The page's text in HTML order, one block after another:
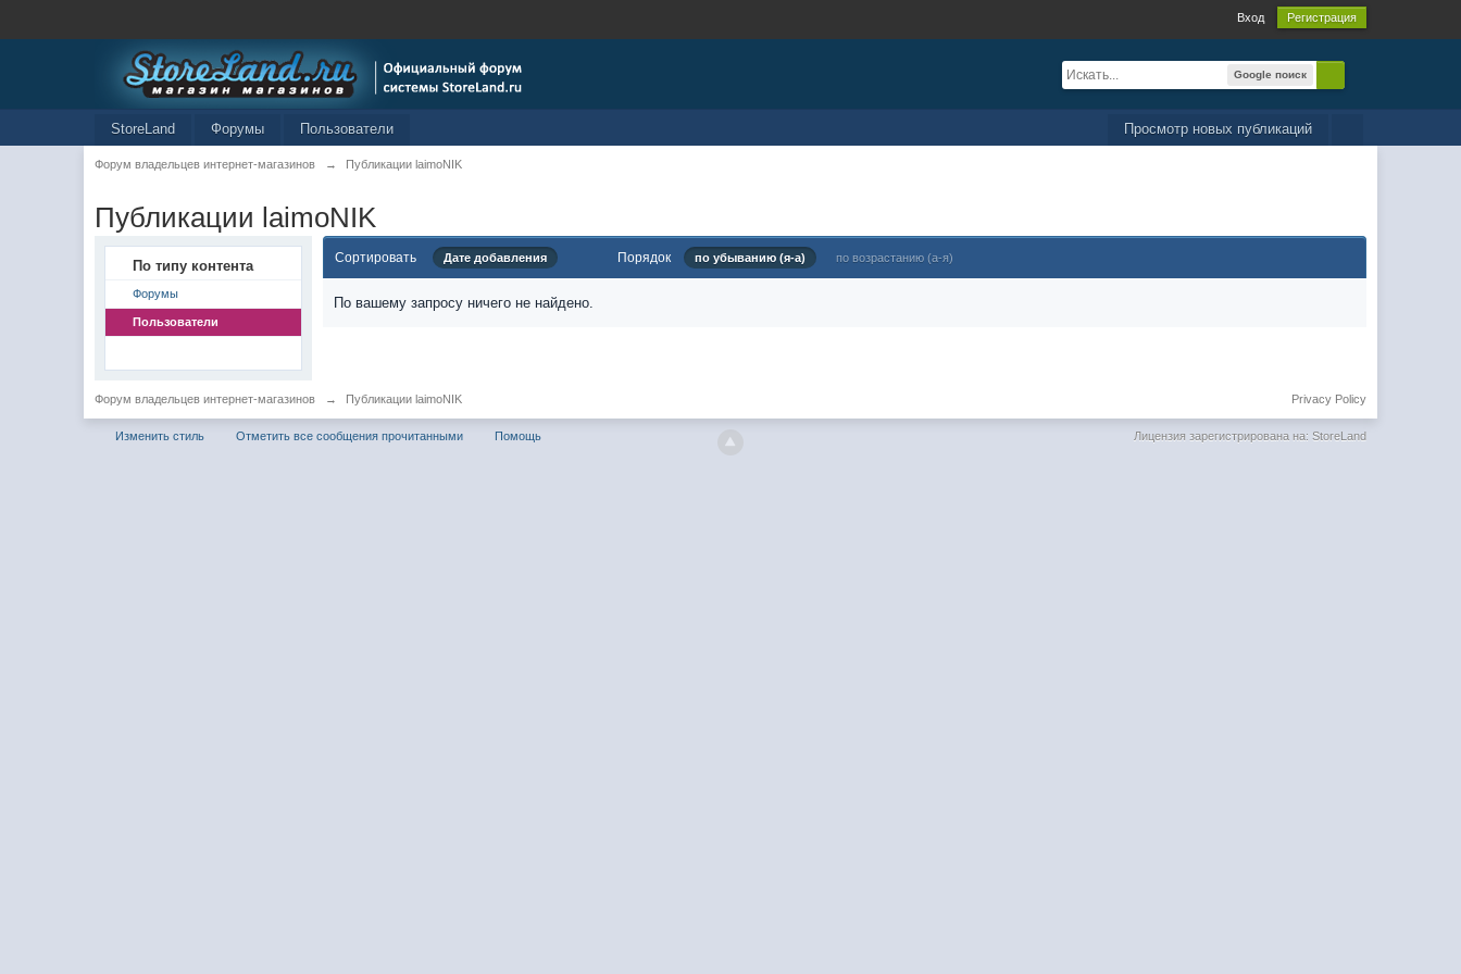
Вход Регистрация
Google поиск
Просмотр новых публикаций
StoreLand Форумы Пользователи
Форум владельцев интернет-магазинов → Публикации laimoNIK
Публикации laimoNIK
По типу контента
Форумы
Пользователи
Сортировать Дате добавления Порядок по убыванию (я-а) по возрастанию (а-я)
По вашему запросу ничего не найдено.
Форум владельцев интернет-магазинов → Публикации laimoNIK Privacy Policy
Изменить стиль Отметить все сообщения прочитанными Помощь Лицензия зарегистрирована на: StoreLand